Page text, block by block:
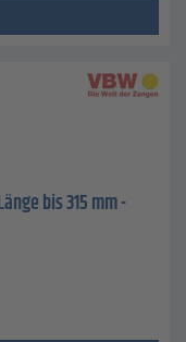
bis 315 mm -